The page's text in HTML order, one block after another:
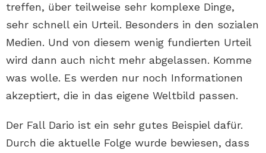
treffen, über teilweise sehr komplexe Dinge,
sehr schnell ein Urteil. Besonders in den sozialen
Medien. Und von diesem wenig fundierten Urteil
wird dann auch nicht mehr abgelassen. Komme
was wolle. Es werden nur noch Informationen
akzeptiert, die in das eigene Weltbild passen.
Der Fall Dario ist ein sehr gutes Beispiel dafür.
Durch die aktuelle Folge wurde bewiesen, dass